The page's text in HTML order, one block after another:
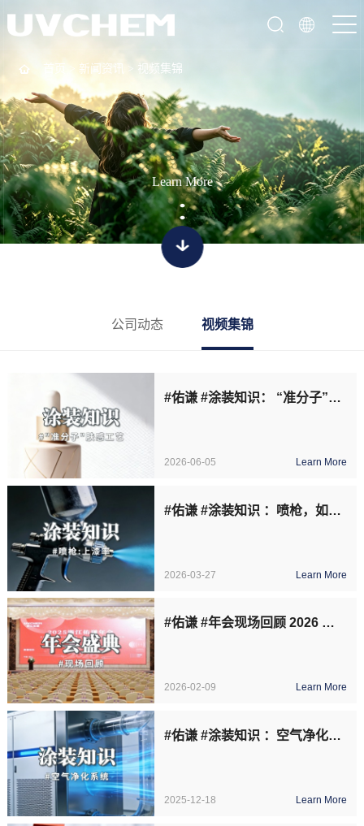
首页 > 新闻资讯 > 视频集锦
Learn More
公司动态 视频集锦
#佑谦 #涂装知识： “准分子”肤感漆原理及工艺
2026-06-05 Learn More
#佑谦 #涂装知识 ：喷枪，如何提高上漆率？
2026-03-27 Learn More
#佑谦 #年会现场回顾 2026 策马新程，共赴新章！
2026-02-09 Learn More
#佑谦 #涂装知识 ：空气净化，影响涂层质量的隐形维度！
2025-12-18 Learn More